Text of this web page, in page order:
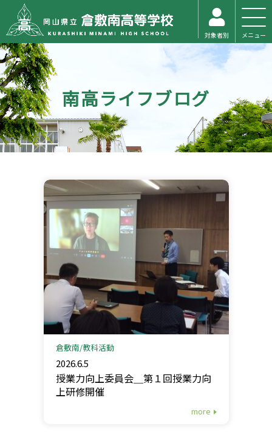
対象者別 メニュー
南高ライフブログ
倉敷南 教科活動
2026.6.5
授業力向上委員会＿第１回授業力向
上研修開催
more